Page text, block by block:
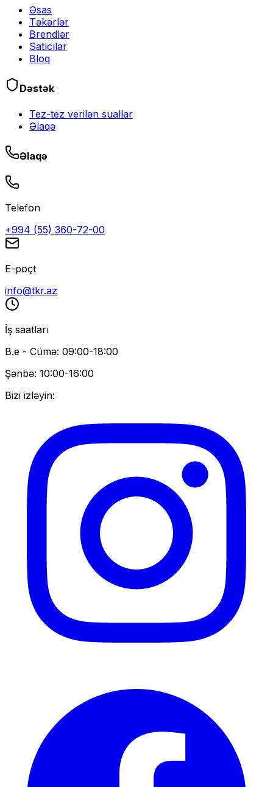
Əsas
Təkərlər
Brendlər
Satıcılar
Bloq
Dəstək
Tez-tez verilən suallar
Əlaqə
Əlaqə
Telefon
+994 (55) 360-72-00
E-poçt
info@tkr.az
İş saatları
B.e - Cümə: 09:00-18:00
Şənbə: 10:00-16:00
Bizi izləyin: